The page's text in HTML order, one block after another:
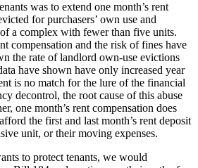
was to extend one month’s rent
for purchasers’ own use and
a complex with fewer than five units.
compensation and the risk of fines have
the rate of landlord own-use evictions
have shown have only increased year
is no match for the lure of the financial
decontrol, the root cause of this abuse
one month’s rent compensation does
the first and last month’s rent deposit
unit, or their moving expenses.
to protect tenants, we would